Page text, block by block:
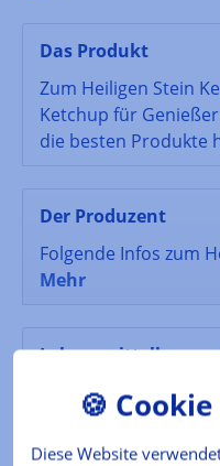
Das Produkt
Zum Heiligen Stein
Ketchup für
die besten Produkte
Der Produzent
Folgende Infos zum
Mehr
Zutaten: 43%
Rohrzucker, Wasser,
Rotweinessig mit
Diese Website